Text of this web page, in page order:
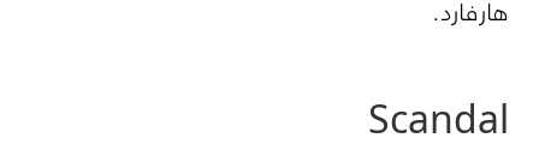
هارفارد.
Scandal